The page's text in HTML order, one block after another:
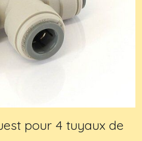
pour 4 tuyaux de